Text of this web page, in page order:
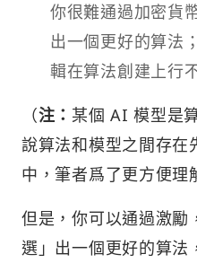
你很難通過加密貨
出一個更好的算法
輯在算法創建上行
（注： 某個 AI 模型是
說算法和模型之間存在
中，筆者爲了更方便理
但是，你可以通過激勵
選」出一個更好的算法